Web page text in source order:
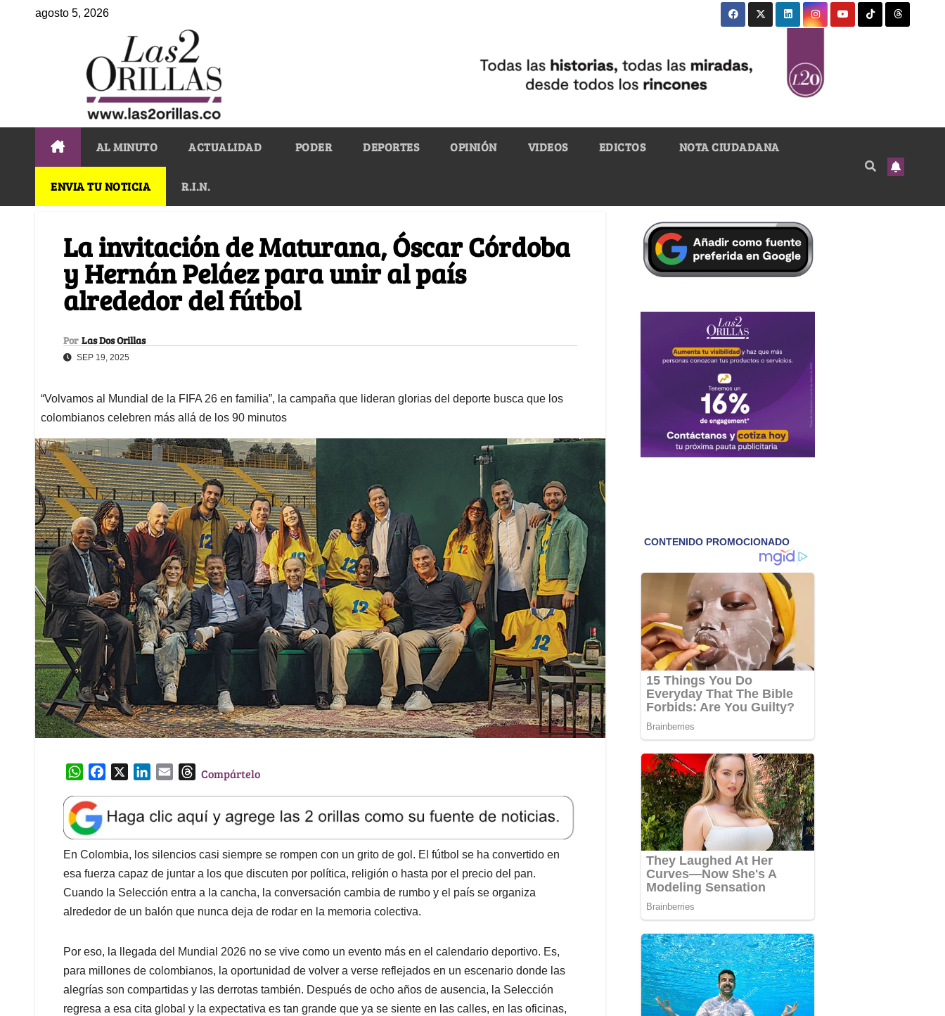
agosto 5, 2026
AL MINUTO ACTUALIDAD PODER DEPORTES OPINIÓN VIDEOS EDICTOS NOTA CIUDADANA
ENVIA TU NOTICIA R.I.N.
La invitación de Maturana, Óscar Córdoba
y Hernán Peláez para unir al país
alrededor del fútbol
Por Las Dos Orillas
SEP 19, 2025
“Volvamos al Mundial de la FIFA 26 en familia”, la campaña que lideran glorias del deporte busca que los
colombianos celebren más allá de los 90 minutos
W
a
t
s
A
p
p
e
b
o
o
k
k
e
d
I
n
l
T
e
a
d
s
Compártelo
En Colombia, los silencios casi siempre se rompen con un grito de gol. El fútbol se ha convertido en
esa fuerza capaz de juntar a los que discuten por política, religión o hasta por el precio del pan.
Cuando la Selección entra a la cancha, la conversación cambia de rumbo y el país se organiza
alrededor de un balón que nunca deja de rodar en la memoria colectiva.
Por eso, la llegada del Mundial 2026 no se vive como un evento más en el calendario deportivo. Es,
para millones de colombianos, la oportunidad de volver a verse reflejados en un escenario donde las
alegrías son compartidas y las derrotas también. Después de ocho años de ausencia, la Selección
regresa a esa cita global y la expectativa es tan grande que ya se siente en las calles, en las oficinas,